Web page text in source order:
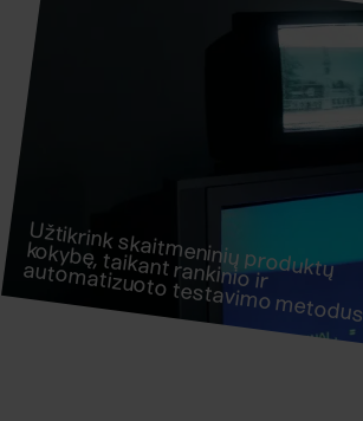
Užtikrink skaitm
eninių produktų
kokybę, taikant rankinio ir
autom
atizuoto testavim
o m
etodus